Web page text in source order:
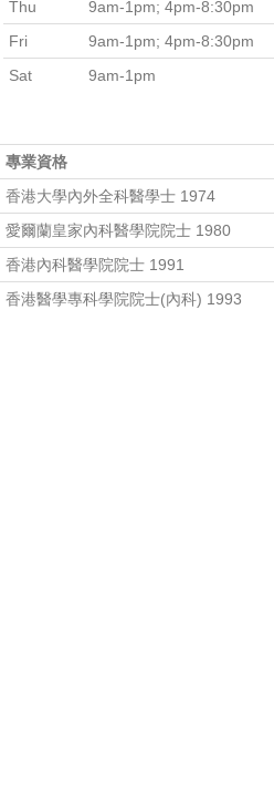
Thu
9am-1pm; 4pm-8:30pm
Fri
9am-1pm; 4pm-8:30pm
Sat
9am-1pm
專業資格
香港大學內外全科醫學士 1974
愛爾蘭皇家內科醫學院院士 1980
香港內科醫學院院士 1991
香港醫學專科學院院士(內科) 1993